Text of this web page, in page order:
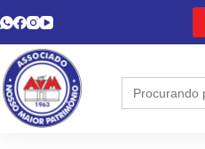
Search
for: